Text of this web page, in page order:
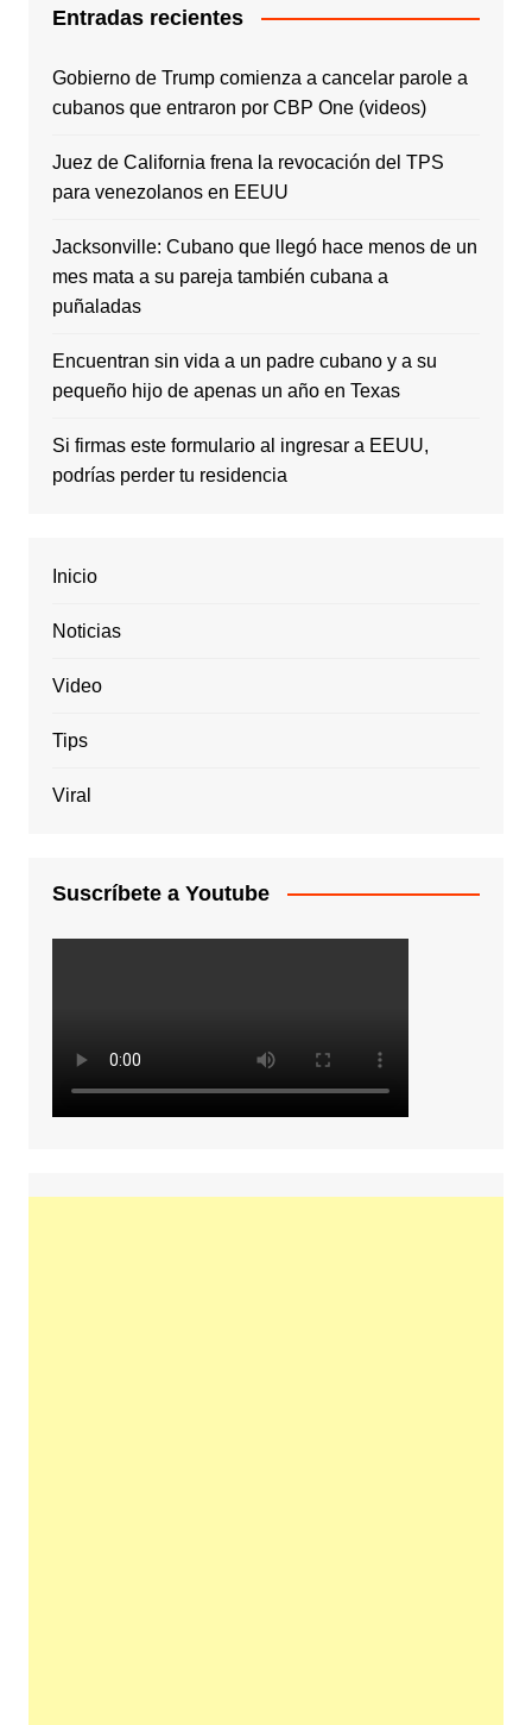
Entradas recientes
Gobierno de Trump comienza a cancelar parole a
cubanos que entraron por CBP One (videos)
Juez de California frena la revocación del TPS
para venezolanos en EEUU
Jacksonville: Cubano que llegó hace menos de un
mes mata a su pareja también cubana a
puñaladas
Encuentran sin vida a un padre cubano y a su
pequeño hijo de apenas un año en Texas
Si firmas este formulario al ingresar a EEUU,
podrías perder tu residencia
Inicio
Noticias
Video
Tips
Viral
Suscríbete a Youtube